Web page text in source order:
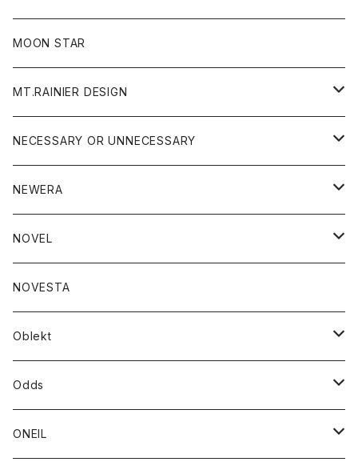
フリース
ジャケット
ニット
パンツ
帽子
MOON STAR
MT.RAINIER DESIGN
アウター
コート
ジャケット
アクセサリー
バッグ
グッズ
ウォレット
靴
トップス
ジャケット
シャツ
ボトム
ショートパンツ
パンツ
レディース
シャツ
NECESSARY OR UNNECESSARY
アウター
コート
ジャケット
アクセサリー
バッグ
ブレスレット
グッズ
靴
ストール/マフラー
トップス
シャツ
シャツジャケット
ボトム
ショートパンツ
NEWERA
帽子
NOVEL
トップス
カットソー
スエット
ボトム
NOVESTA
Oblekt
ボトム
ショートパンツ
レディース
Odds
帽子
ONEIL